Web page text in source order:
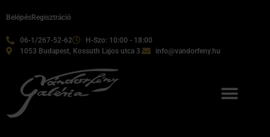
06-1/267-52-62
H-Szo: 10:00 - 18:00
1053 Budapest, Kossuth Lajos utca 3.
info@vandorfeny.hu
BelépésRegisztráció